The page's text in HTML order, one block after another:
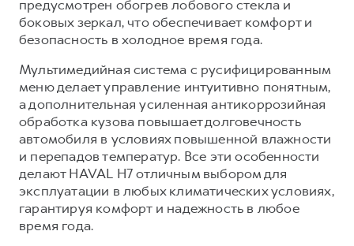
предусмотрен обогрев лобового стекла и
боковых зеркал, что обеспечивает комфорт и
безопасность в холодное время года.
Мультимедийная система с русифицированным
меню делает управление интуитивно понятным,
а дополнительная усиленная антикоррозийная
обработка кузова повышает долговечность
автомобиля в условиях повышенной влажности
и перепадов температур. Все эти особенности
делают HAVAL H7 отличным выбором для
эксплуатации в любых климатических условиях,
гарантируя комфорт и надежность в любое
время года.